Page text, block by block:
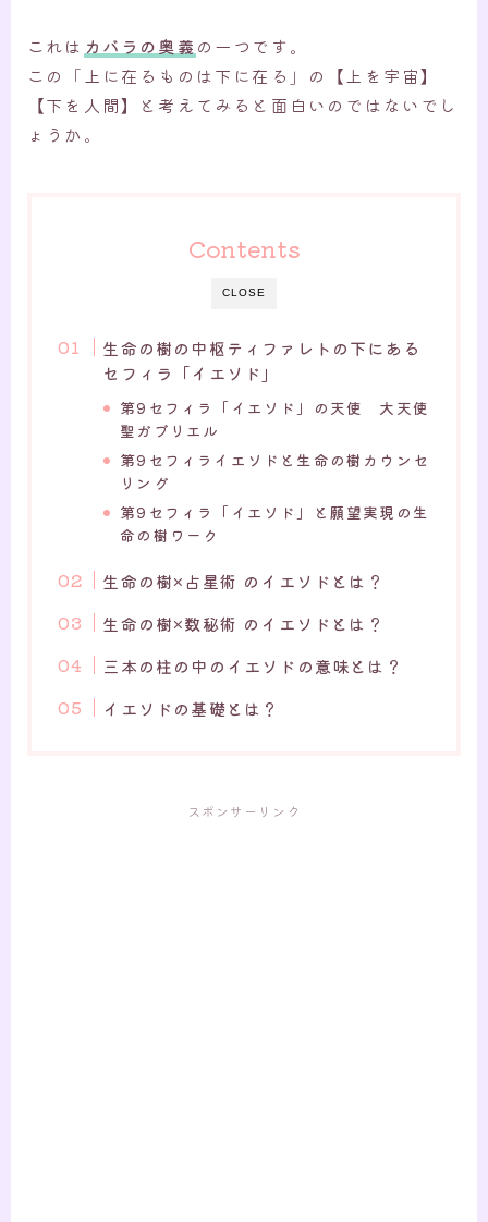
これは カバラの奥義 の一つです。
この「上に在るものは下に在る」の【上を宇宙】
【下を人間】と考えてみると面白いのではないでし
ょうか。
CLOSE
Contents
生命の樹の中枢ティファレトの下にある
セフィラ「イエソド」
第9セフィラ「イエソド」の天使 大天使
聖ガブリエル
第9セフィライエソドと生命の樹カウンセ
リング
第9セフィラ「イエソド」と願望実現の生
命の樹ワーク
生命の樹×占星術 のイエソドとは？
生命の樹×数秘術 のイエソドとは？
三本の柱の中のイエソドの意味とは？
イエソドの基礎とは？
スポンサーリンク